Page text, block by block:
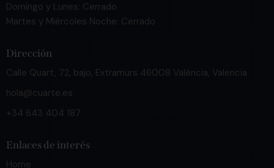
Domingo y Lunes: Cerrado
Martes y Miércoles Noche: Cerrado
Dirección
Calle Quart, 72, bajo, Extramurs 46008 València, Valencia
hola@cuarte.es
+34 643 404 187
Enlaces de interés
Home